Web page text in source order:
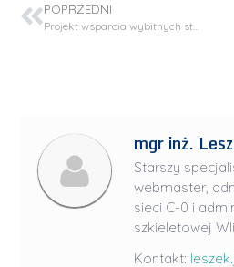
POPRZEDNI
Projekt wsparcia wybitnych studentów „Najlepsi z najlepszych! 4.0” rozpoczęty
mgr inż.
Starszy
webmaster,
sieci C-0 i
szkieletowej
Kontakt: